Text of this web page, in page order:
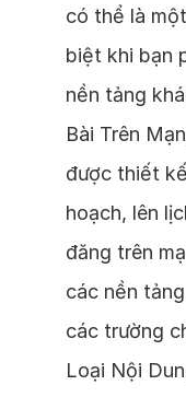
có thể là
biệt khi bạn
nền tảng
Bài Trên
được thiết
hoạch, lên
đăng trên
các nền
các trường
Loại Nội